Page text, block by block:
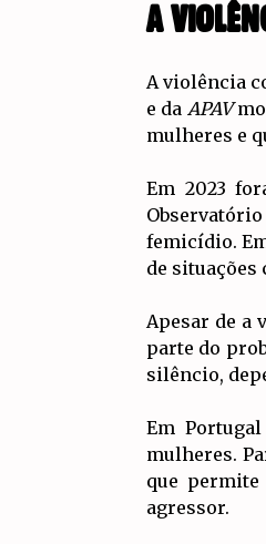
A
A violência
e da APAV
mulheres e
Em 2023
femicídio.
de situações
Apesar de a
parte do
silêncio,
Em
mulheres.
que
agressor.